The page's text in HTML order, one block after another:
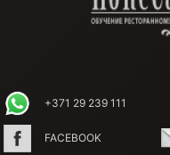
+371 29 239 111
FACEBOOK